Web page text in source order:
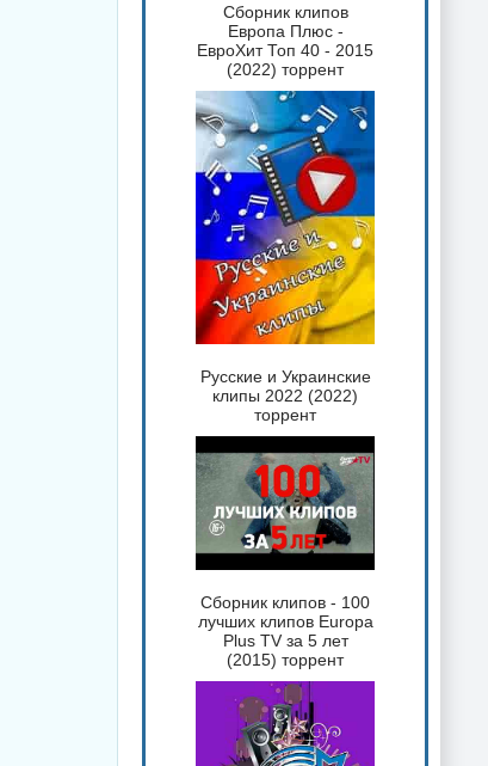
Сборник клипов
Европа Плюс -
ЕвроХит Топ 40 - 2015
(2022) торрент
Русские и Украинские
клипы 2022 (2022)
торрент
Сборник клипов - 100
лучших клипов Europa
Plus TV за 5 лет
(2015) торрент